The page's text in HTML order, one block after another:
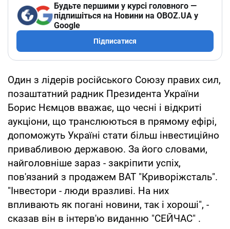
Будьте першими у курсі головного —
підпишіться на Новини на OBOZ.UA у
Google
Підписатися
Один з лідерів російського Союзу правих сил,
позаштатний радник Президента України
Борис Нємцов вважає, що чесні і відкриті
аукціони, що транслюються в прямому ефірі,
допоможуть Україні стати більш інвестиційно
привабливою державою. За його словами,
найголовніше зараз - закріпити успіх,
пов'язаний з продажем ВАТ "Криворіжсталь".
"Інвестори - люди вразливі. На них
впливають як погані новини, так і хороші", -
сказав він в інтерв'ю виданню "СЕЙЧАС" .